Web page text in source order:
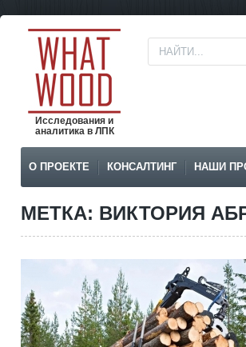
Исследования и
аналитика в ЛПК
О ПРОЕКТЕ КОНСАЛТИНГ НАШИ
МЕТКА: ВИКТОРИЯ